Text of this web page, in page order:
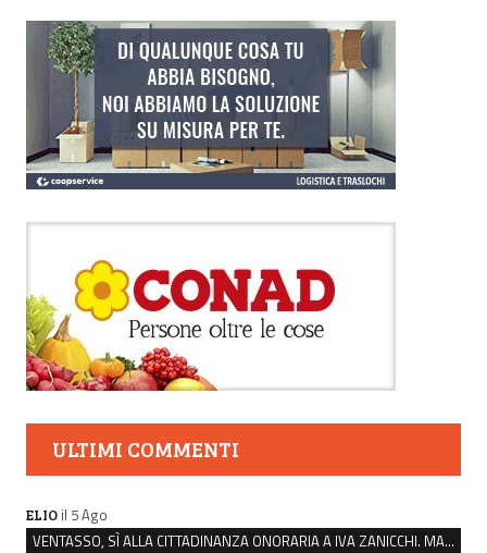
ULTIMI COMMENTI
ELIO il 5 Ago
VENTASSO, SÌ ALLA CITTADINANZA ONORARIA A IVA ZANICCHI. MA BARGIACCHI: “È DI PESSIMO GUSTO”